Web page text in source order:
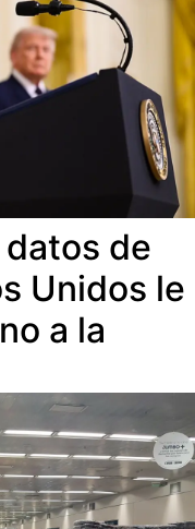
de
Unidos le
a la